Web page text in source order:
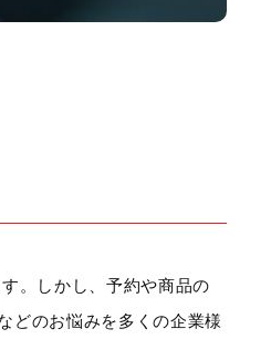
。しかし、予約や商品の
どのお悩みを多くの企業様